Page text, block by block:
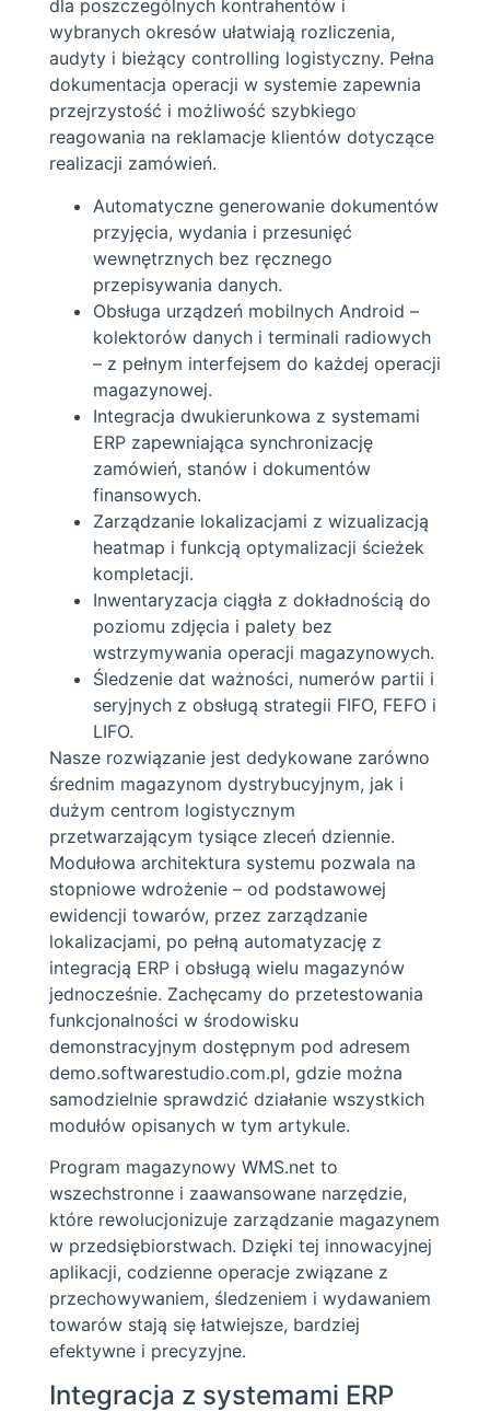
dla poszczególnych kontrahentów i
wybranych okresów ułatwiają rozliczenia,
audyty i bieżący controlling logistyczny. Pełna
dokumentacja operacji w systemie zapewnia
przejrzystość i możliwość szybkiego
reagowania na reklamacje klientów dotyczące
realizacji zamówień.
Automatyczne generowanie dokumentów
przyjęcia, wydania i przesunięć
wewnętrznych bez ręcznego
przepisywania danych.
Obsługa urządzeń mobilnych Android –
kolektorów danych i terminali radiowych
– z pełnym interfejsem do każdej operacji
magazynowej.
Integracja dwukierunkowa z systemami
ERP zapewniająca synchronizację
zamówień, stanów i dokumentów
finansowych.
Zarządzanie lokalizacjami z wizualizacją
heatmap i funkcją optymalizacji ścieżek
kompletacji.
Inwentaryzacja ciągła z dokładnością do
poziomu zdjęcia i palety bez
wstrzymywania operacji magazynowych.
Śledzenie dat ważności, numerów partii i
seryjnych z obsługą strategii FIFO, FEFO i
LIFO.
Nasze rozwiązanie jest dedykowane zarówno
średnim magazynom dystrybucyjnym, jak i
dużym centrom logistycznym
przetwarzającym tysiące zleceń dziennie.
Modułowa architektura systemu pozwala na
stopniowe wdrożenie – od podstawowej
ewidencji towarów, przez zarządzanie
lokalizacjami, po pełną automatyzację z
integracją ERP i obsługą wielu magazynów
jednocześnie. Zachęcamy do przetestowania
funkcjonalności w środowisku
demonstracyjnym dostępnym pod adresem
demo.softwarestudio.com.pl, gdzie można
samodzielnie sprawdzić działanie wszystkich
modułów opisanych w tym artykule.
Program magazynowy WMS.net to
wszechstronne i zaawansowane narzędzie,
które rewolucjonizuje zarządzanie magazynem
w przedsiębiorstwach. Dzięki tej innowacyjnej
aplikacji, codzienne operacje związane z
przechowywaniem, śledzeniem i wydawaniem
towarów stają się łatwiejsze, bardziej
efektywne i precyzyjne.
Integracja z systemami ERP